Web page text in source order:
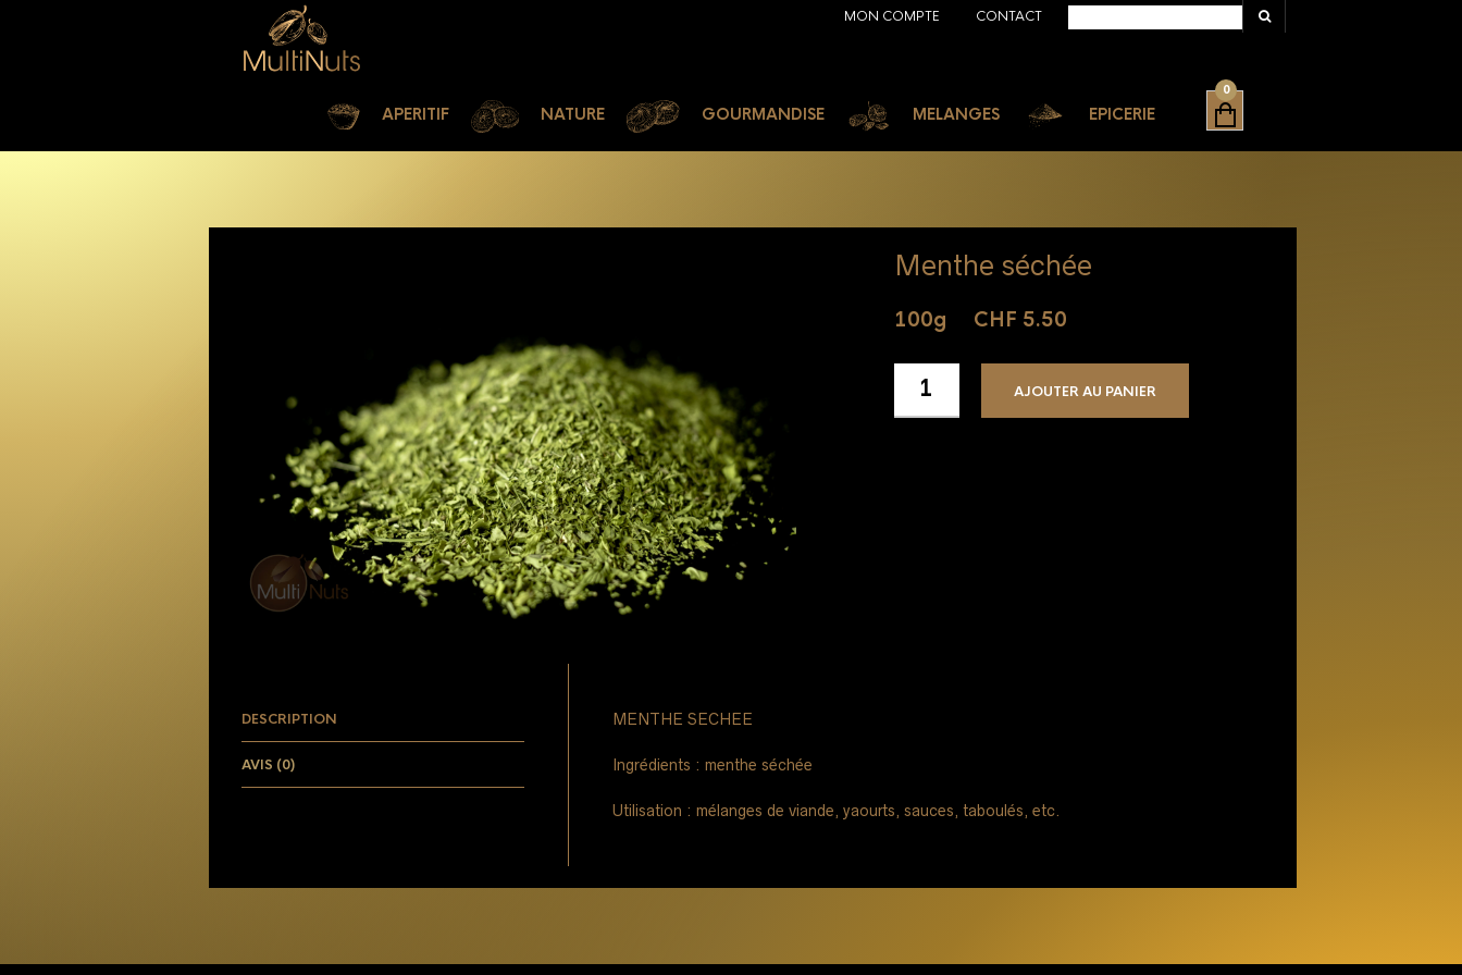
MON COMPTE CONTACT
APERITIF NATURE GOURMANDISE MELANGES EPICERIE
0
Menthe séchée
100g CHF 5.50
AJOUTER AU PANIER
DESCRIPTION
AVIS (0)
MENTHE SECHEE
Ingrédients : menthe séchée
Utilisation : mélanges de viande, yaourts, sauces, taboulés, etc.
NAVIGATION